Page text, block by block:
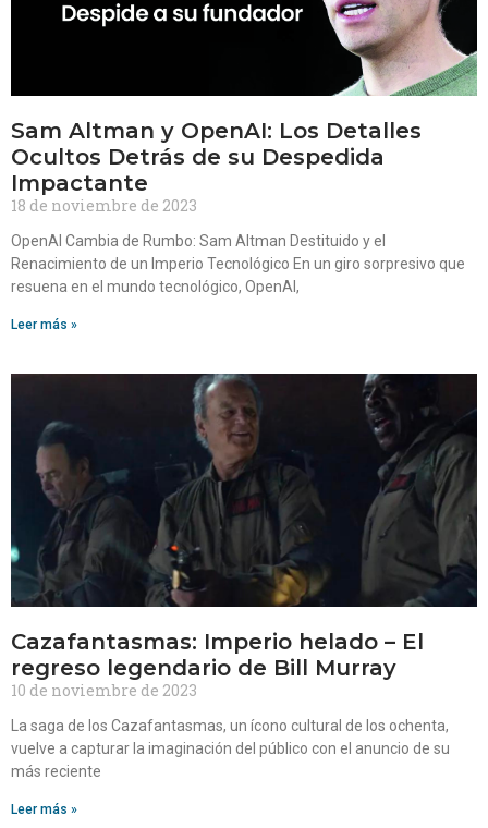
Sam Altman y OpenAI: Los Detalles
Ocultos Detrás de su Despedida
Impactante
18 de noviembre de 2023
OpenAI Cambia de Rumbo: Sam Altman Destituido y el
Renacimiento de un Imperio Tecnológico En un giro sorpresivo que
resuena en el mundo tecnológico, OpenAI,
Leer más »
Cazafantasmas: Imperio helado – El
regreso legendario de Bill Murray
10 de noviembre de 2023
La saga de los Cazafantasmas, un ícono cultural de los ochenta,
vuelve a capturar la imaginación del público con el anuncio de su
más reciente
Leer más »